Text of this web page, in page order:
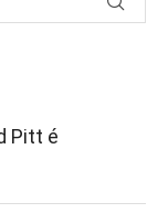
Pitt é